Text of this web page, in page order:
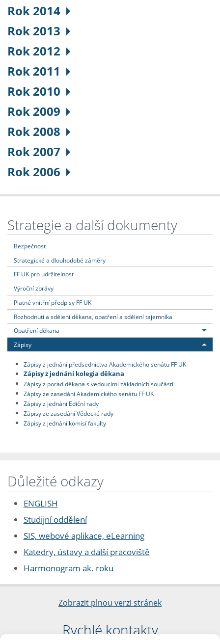
Rok 2014
Rok 2013
Rok 2012
Rok 2011
Rok 2010
Rok 2009
Rok 2008
Rok 2007
Rok 2006
Strategie a další dokumenty
Bezpečnost
Strategické a dlouhodobé záměry
FF UK pro udržitelnost
Výroční zprávy
Platné vnitřní předpisy FF UK
Rozhodnutí a sdělení děkana, opatření a sdělení tajemníka
Opatření děkana
Zápisy
Zápisy z jednání předsednictva Akademického senátu FF UK
Zápisy z jednání kolegia děkana
Zápisy z porad děkana s vedoucími základních součástí
Zápisy ze zasedání Akademického senátu FF UK
Zápisy z jednání Ediční rady
Zápisy ze zasedání Vědecké rady
Zápisy z jednání komisí fakulty
Důležité odkazy
ENGLISH
Studijní oddělení
SIS, webové aplikace, eLearning
Katedry, ústavy a další pracoviště
Harmonogram ak. roku
Zobrazit plnou verzi stránek
Rychlé kontakty